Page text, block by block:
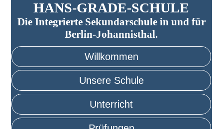
HANS-GRADE-SCHULE
Die Integrierte Sekundarschule in und für
Berlin-Johannisthal.
Willkommen
Unsere Schule
Unterricht